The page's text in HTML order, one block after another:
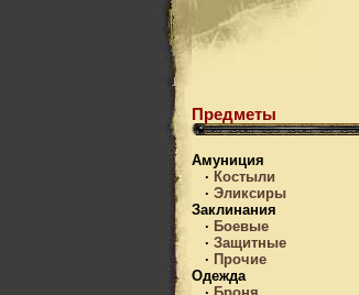
Предметы
Амуниция
· Костыли
· Эликсиры
Заклинания
· Боевые
· Защитные
· Прочие
Одежда